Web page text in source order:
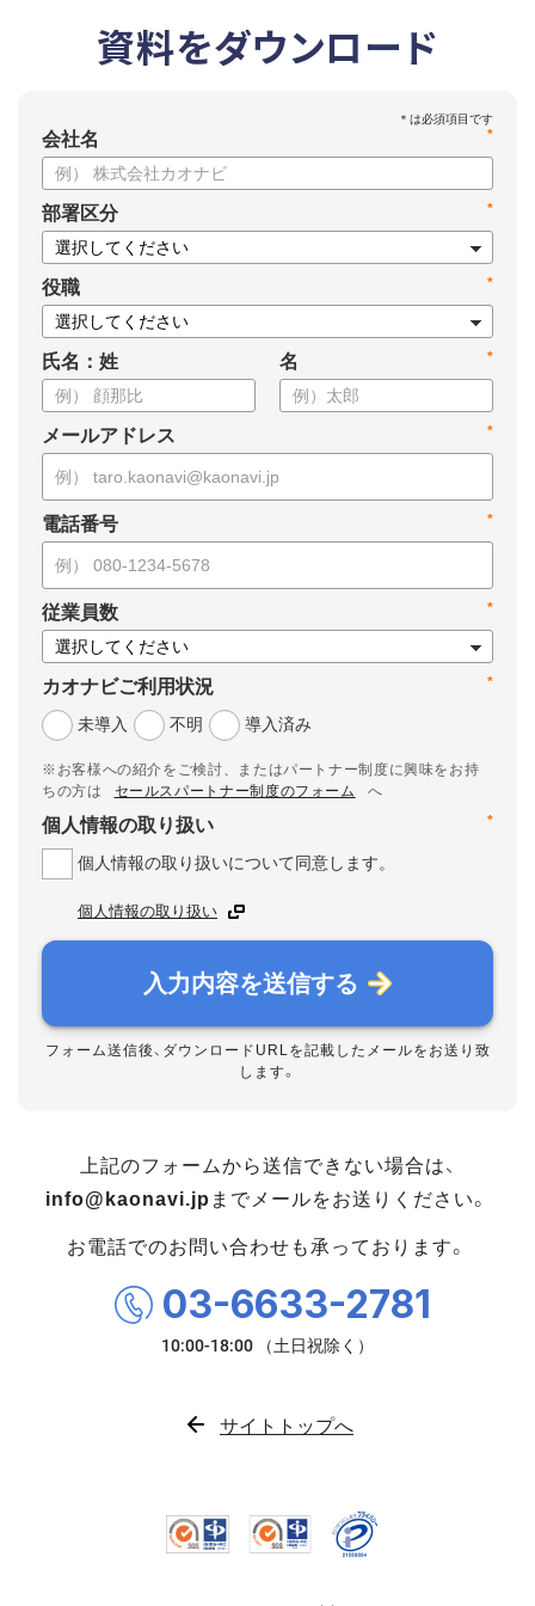
資料をダウンロード
*
会社名
*
部署区分
*
役職
氏名：姓 *
名
*
メールアドレス
*
電話番号
*
従業員数
*
カオナビご利用状況
未導入
不明 導入済み
※お客様への紹介をご検討、またはパートナー制度に興味をお持
ちの方は
セールスパートナー制度のフォーム
へ
*
個人情報の取り扱い
個人情報の取り扱いについて同意します。
個人情報の取り扱い
入力内容を送信する
フォーム送信後、ダウンロードURLを記載したメールをお送り致
します。
上記のフォームから送信できない場合は、
info@kaonavi.jp までメールをお送りください。
お電話でのお問い合わせも承っております。
03-6633-2781
サイトトップへ